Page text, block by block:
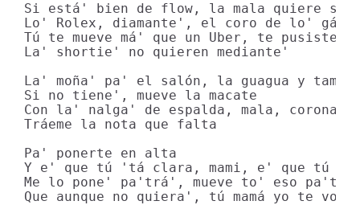
Si está' bien de flow, la mala quiere su
Lo' Rolex, diamante', el coro de lo'
Tú te mueve má' que un Uber, te pusiste
La' shortie' no quieren mediante'
La' moña' pa' el salón, la guagua y
Si no tiene', mueve la macate
Con la' nalga' de espalda, mala,
Tráeme la nota que falta
Pa' ponerte en alta
Y e' que tú 'tá clara, mami, e' que tú
Me lo pone' pa'trá', mueve to' eso
Que aunque no quiera', tú mamá yo te vo'a